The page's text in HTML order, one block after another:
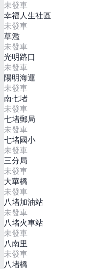
未發車
幸福人生社區
未發車
草濫
未發車
光明路口
未發車
陽明海運
未發車
南七堵
未發車
七堵郵局
未發車
七堵國小
未發車
三分局
未發車
大華橋
未發車
八堵加油站
未發車
八堵火車站
未發車
八南里
未發車
八堵橋